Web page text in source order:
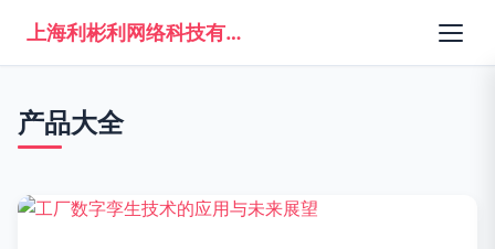
上海利彬利网络科技有限公司
产品大全